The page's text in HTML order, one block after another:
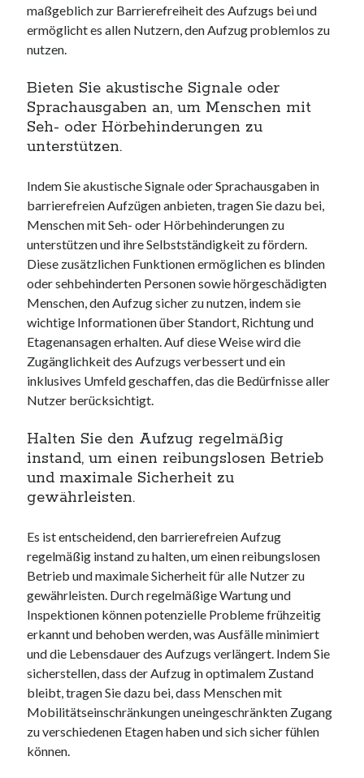
maßgeblich zur Barrierefreiheit des Aufzugs bei und
ermöglicht es allen Nutzern, den Aufzug problemlos zu
nutzen.
Bieten Sie akustische Signale oder
Sprachausgaben an, um Menschen mit
Seh- oder Hörbehinderungen zu
unterstützen.
Indem Sie akustische Signale oder Sprachausgaben in
barrierefreien Aufzügen anbieten, tragen Sie dazu bei,
Menschen mit Seh- oder Hörbehinderungen zu
unterstützen und ihre Selbstständigkeit zu fördern.
Diese zusätzlichen Funktionen ermöglichen es blinden
oder sehbehinderten Personen sowie hörgeschädigten
Menschen, den Aufzug sicher zu nutzen, indem sie
wichtige Informationen über Standort, Richtung und
Etagenansagen erhalten. Auf diese Weise wird die
Zugänglichkeit des Aufzugs verbessert und ein
inklusives Umfeld geschaffen, das die Bedürfnisse aller
Nutzer berücksichtigt.
Halten Sie den Aufzug regelmäßig
instand, um einen reibungslosen Betrieb
und maximale Sicherheit zu
gewährleisten.
Es ist entscheidend, den barrierefreien Aufzug
regelmäßig instand zu halten, um einen reibungslosen
Betrieb und maximale Sicherheit für alle Nutzer zu
gewährleisten. Durch regelmäßige Wartung und
Inspektionen können potenzielle Probleme frühzeitig
erkannt und behoben werden, was Ausfälle minimiert
und die Lebensdauer des Aufzugs verlängert. Indem Sie
sicherstellen, dass der Aufzug in optimalem Zustand
bleibt, tragen Sie dazu bei, dass Menschen mit
Mobilitätseinschränkungen uneingeschränkten Zugang
zu verschiedenen Etagen haben und sich sicher fühlen
können.